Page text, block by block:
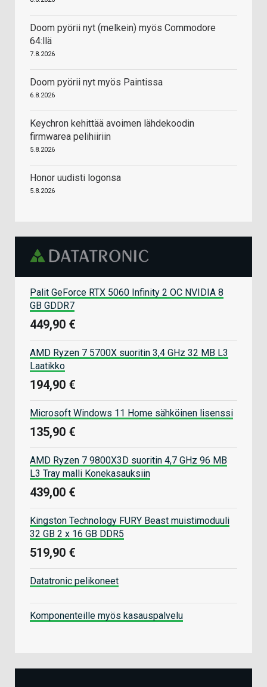
Doom pyörii nyt (melkein) myös Commodore
64:llä
7.8.2026
Doom pyörii nyt myös Paintissa
6.8.2026
Keychron kehittää avoimen lähdekoodin
firmwarea pelihiiriin
5.8.2026
Honor uudisti logonsa
5.8.2026
Palit GeForce RTX 5060 Infinity 2 OC NVIDIA 8
GB GDDR7
449,90 €
AMD Ryzen 7 5700X suoritin 3,4 GHz 32 MB L3
Laatikko
194,90 €
Microsoft Windows 11 Home sähköinen lisenssi
135,90 €
AMD Ryzen 7 9800X3D suoritin 4,7 GHz 96 MB
L3 Tray malli Konekasauksiin
439,00 €
Kingston Technology FURY Beast muistimoduuli
32 GB 2 x 16 GB DDR5
519,90 €
Datatronic pelikoneet
Komponenteille myös kasauspalvelu